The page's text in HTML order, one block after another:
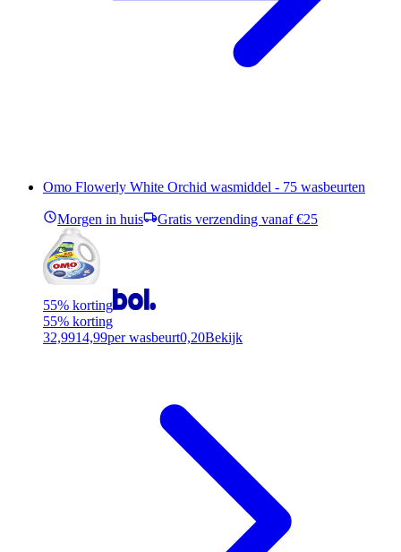
Omo Flowerly White Orchid wasmiddel - 75 wasbeurten
Morgen in huis Gratis verzending vanaf €25
55% korting
55% korting
32,9914,99per wasbeurt0,20Bekijk